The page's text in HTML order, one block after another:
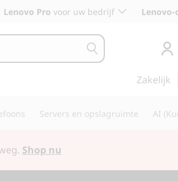
Lenovo Pro voor uw bedrijf
Zakelijk
Servers en opslagruimte AI
Shop nu